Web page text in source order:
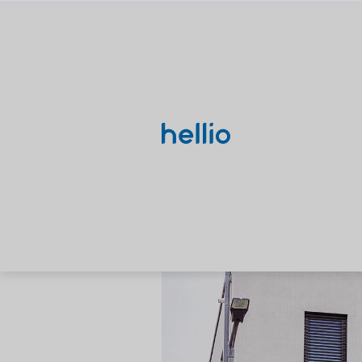
DPE/PPT
Le DPE et
Rénovation énergétique CEE
Conseils en énergie
Panneaux